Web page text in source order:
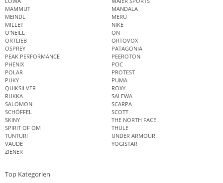
MAMMUT
MANDALA
MEINDL
MERU
MILLET
NIKE
O'NEILL
ON
ORTLIEB
ORTOVOX
OSPREY
PATAGONIA
PEAK PERFORMANCE
PEEROTON
PHENIX
POC
POLAR
PROTEST
PUKY
PUMA
QUIKSILVER
ROXY
RUKKA
SALEWA
SALOMON
SCARPA
SCHÖFFEL
SCOTT
SKINY
THE NORTH FACE
SPIRIT OF OM
THULE
TUNTURI
UNDER ARMOUR
VAUDE
YOGISTAR
ZIENER
Top Kategorien